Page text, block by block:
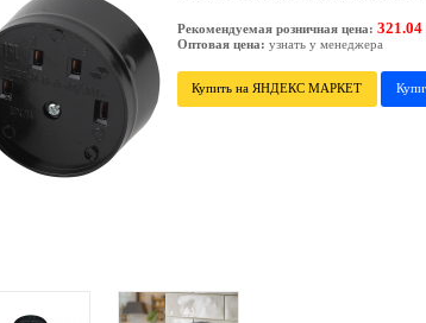
Рекомендуемая розничная цена: 321.04
Оптовая цена: узнать у менеджера
Купить на ЯНДЕКС МАРКЕТ